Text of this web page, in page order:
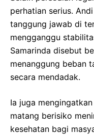
perhatian serius.
tanggung jawab di
mengganggu
Samarinda disebut
menanggung beban
secara mendadak.
Ia juga
matang berisiko
kesehatan bagi